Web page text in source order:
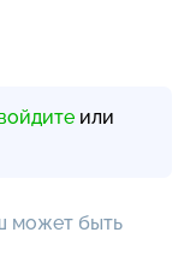
или
может быть